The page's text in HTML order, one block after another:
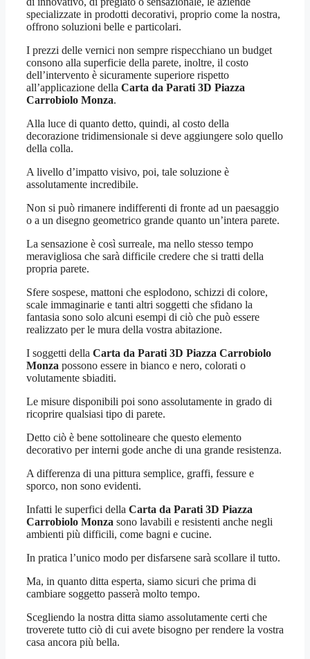
specializzate in prodotti decorativi, proprio come la nostra,
offrono soluzioni belle e particolari.
I prezzi delle vernici non sempre rispecchiano un budget
consono alla superficie della parete, inoltre, il costo
dell’intervento è sicuramente superiore rispetto
all’applicazione della Carta da Parati 3D Piazza
Carrobiolo Monza.
Alla luce di quanto detto, quindi, al costo della
decorazione tridimensionale si deve aggiungere solo quello
della colla.
A livello d’impatto visivo, poi, tale soluzione è
assolutamente incredibile.
Non si può rimanere indifferenti di fronte ad un paesaggio
o a un disegno geometrico grande quanto un’intera parete.
La sensazione è così surreale, ma nello stesso tempo
meravigliosa che sarà difficile credere che si tratti della
propria parete.
Sfere sospese, mattoni che esplodono, schizzi di colore,
scale immaginarie e tanti altri soggetti che sfidano la
fantasia sono solo alcuni esempi di ciò che può essere
realizzato per le mura della vostra abitazione.
I soggetti della Carta da Parati 3D Piazza Carrobiolo
Monza possono essere in bianco e nero, colorati o
volutamente sbiaditi.
Le misure disponibili poi sono assolutamente in grado di
ricoprire qualsiasi tipo di parete.
Detto ciò è bene sottolineare che questo elemento
decorativo per interni gode anche di una grande resistenza.
A differenza di una pittura semplice, graffi, fessure e
sporco, non sono evidenti.
Infatti le superfici della Carta da Parati 3D Piazza
Carrobiolo Monza sono lavabili e resistenti anche negli
ambienti più difficili, come bagni e cucine.
In pratica l’unico modo per disfarsene sarà scollare il tutto.
Ma, in quanto ditta esperta, siamo sicuri che prima di
cambiare soggetto passerà molto tempo.
Scegliendo la nostra ditta siamo assolutamente certi che
troverete tutto ciò di cui avete bisogno per rendere la vostra
casa ancora più bella.